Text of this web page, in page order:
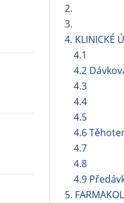
2.
3.
4. KLINICKÉ
4.1
4.2
4.3
4.4
4.5
4.6
4.7
4.8
4.9
5.